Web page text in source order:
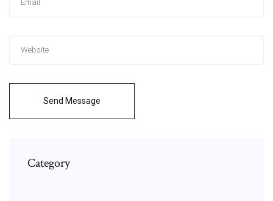
Send Message
Category